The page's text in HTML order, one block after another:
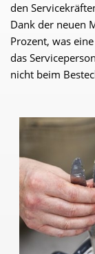
den
Dank der neuen
Prozent, was
das
nicht beim